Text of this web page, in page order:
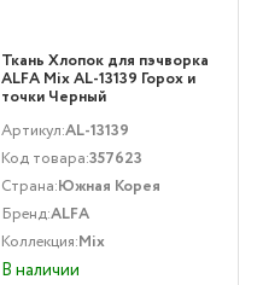
Ткань Хлопок для пэчворка
ALFA Mix AL-13139 Горох и
точки Черный
Артикул:AL-13139
Код товара:357623
Страна:Южная Корея
Бренд:ALFA
Коллекция:Mix
В наличии